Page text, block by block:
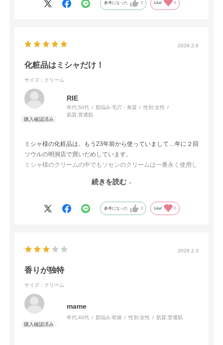
参考になった 0 Like! 0
2026.2.6
化粧品はミシャだけ！
サイズ：クリーム
RIE
年代:50代 肌悩み:毛穴・角質 性別:女性
肌質:普通肌
ミシャ様の化粧品は、もう23年前から使っていまして…年に２回
ソウルの明洞店で買いだめしています。
ミシャ様のクリームの中でもソセンのクリームは一番永く使用し
つる光っている」と言われています。ソセンクリームのお陰で
続きを読む
参考になった 0 Like! 0
2026.2.3
香りが独特
サイズ：クリーム
mame
年代:40代 肌悩み:乾燥 性別:女性 肌質:普通肌